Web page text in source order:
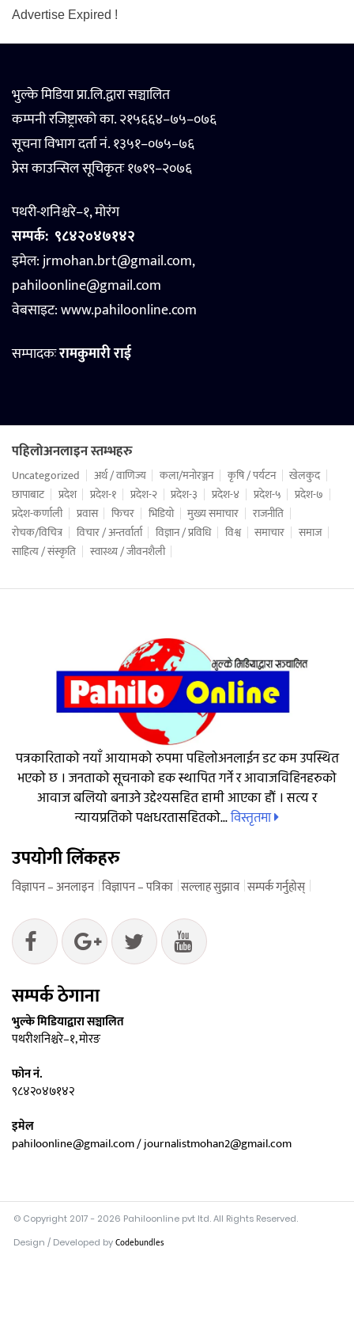
Advertise Expired !
भुल्के मिडिया प्रा.लि.द्वारा सञ्चालित
कम्पनी रजिष्ट्रारको का. २१५६६४–७५–०७६
सूचना विभाग दर्ता नं. १३५१–०७५–७६
प्रेस काउन्सिल सूचिकृतः १७१९–२०७६
पथरी-शनिश्चरे–१, मोरंग
सम्पर्क: ९८४२०४७१४२
इमेल: jrmohan.brt@gmail.com,
pahiloonline@gmail.com
वेबसाइट:www.pahiloonline.com
सम्पादकःरामकुमारी राई
पहिलोअनलाइन स्तम्भहरु
Uncategorized अर्थ / वाणिज्य कला/मनोरञ्जन कृषि / पर्यटन
खेलकुद
छापाबाट
प्रदेश प्रदेश-१ प्रदेश-२ प्रदेश-३ प्रदेश-४ प्रदेश-५
प्रदेश-७
प्रदेश-कर्णाली
प्रवास फिचर भिडियो मुख्य समाचार
राजनीति
रोचक/विचित्र
विचार / अन्तर्वार्ता विज्ञान / प्रविधि विश्व समाचार
समाज
साहित्य / संस्कृति
स्वास्थ्य / जीवनशैली
पत्रकारिताको नयाँ आयामको रुपमा पहिलोअनलाईन डट कम उपस्थित
भएको छ । जनताको सूचनाको हक स्थापित गर्ने र आवाजविहिनहरुको
आवाज बलियो बनाउने उद्देश्यसहित हामी आएका हौं । सत्य र
न्यायप्रतिको पक्षधरतासहितको...विस्तृतमा
उपयोगी लिंकहरु
विज्ञापन – अनलाइन विज्ञापन – पत्रिका सल्लाह सुझाव सम्पर्क गर्नुहोस्
सम्पर्क ठेगाना
भुल्के मिडियाद्वारा सञ्चालित
पथरीशनिश्चरे–१, मोरङ
फोन नं.
९८४२०४७१४२
इमेल
pahiloonline@gmail.com / journalistmohan2@gmail.com
© Copyright 2017 - 2026 Pahiloonline pvt ltd. All Rights Reserved.
Design / Developed byCodebundles